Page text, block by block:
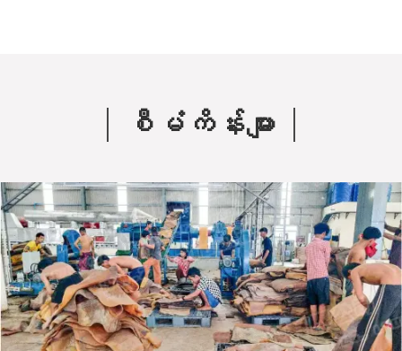
စီမံကိန်းများ